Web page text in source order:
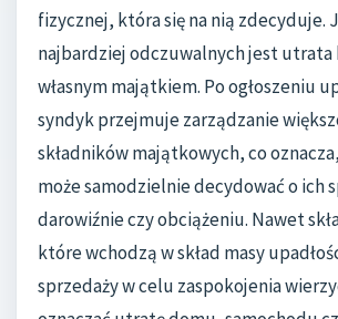
fizycznej, która się na nią zdecyduje.
najbardziej odczuwalnych jest
własnym majątkiem. Po ogłoszeniu
syndyk przejmuje zarządzanie
składników majątkowych, co
może samodzielnie decydować o ich
darowiźnie czy obciążeniu. Nawet
które wchodzą w skład masy
sprzedaży w celu zaspokojenia